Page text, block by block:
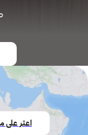
اعثر على